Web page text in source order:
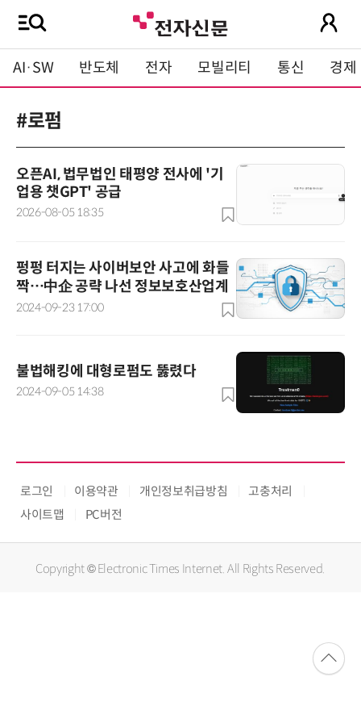
AI·SW 반도체 전자 모빌리티 통신 경제
#로펌
오픈AI, 법무법인 태평양 전사에 '기
업용 챗GPT' 공급
2026-08-05 18:35
펑펑 터지는 사이버보안 사고에 화들
짝…中企 공략 나선 정보보호산업계
2024-09-23 17:00
불법해킹에 대형로펌도 뚫렸다
2024-09-05 14:38
로그인 이용약관 개인정보취급방침
고충처리
사이트맵
PC버전
Copyright © Electronic Times Internet. All Rights Reserved.